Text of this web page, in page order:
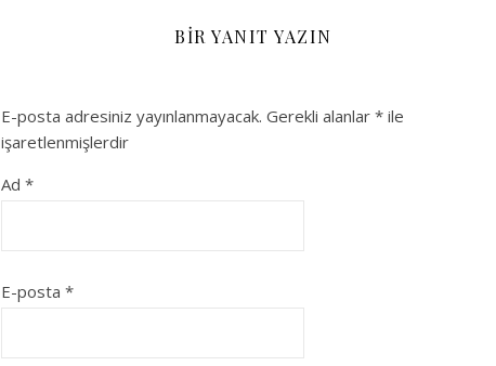
BIR YANIT YAZIN
E-posta adresiniz yayınlanmayacak. Gerekli alanlar * ile
işaretlenmişlerdir
Ad *
E-posta *